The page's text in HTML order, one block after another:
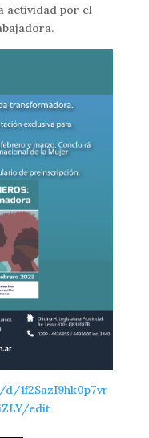
actividad por el
1f2SazI9hk0p7vr
edit